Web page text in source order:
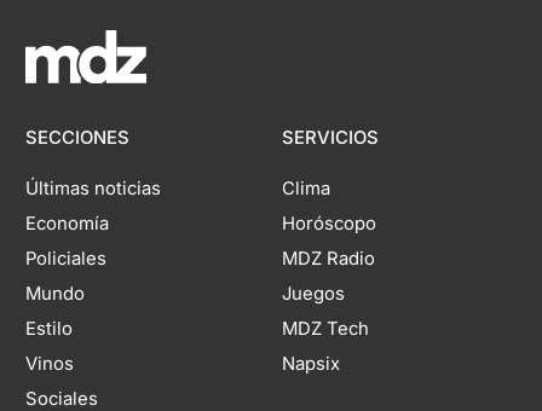
SECCIONES
Últimas noticias
Economía
Policiales
Mundo
Estilo
Vinos
Sociales
SERVICIOS
Clima
Horóscopo
MDZ Radio
Juegos
MDZ Tech
Napsix